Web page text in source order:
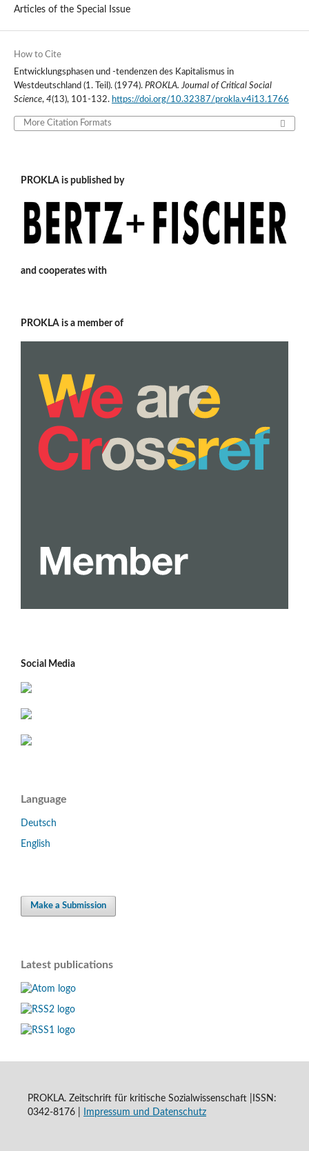
Articles of the Special Issue
How to Cite
Entwicklungsphasen und -tendenzen des Kapitalismus in
Westdeutschland (1. Teil). (1974). PROKLA. Journal of Critical Social
Science, 4(13), 101-132. https://doi.org/10.32387/prokla.v4i13.1766
More Citation Formats
PROKLA is published by
and cooperates with
PROKLA is a member of
Social Media
Language
Deutsch
English
Make a Submission
Latest publications
PROKLA. Zeitschrift für kritische Sozialwissenschaft |ISSN:
0342-8176 |
Impressum und Datenschutz